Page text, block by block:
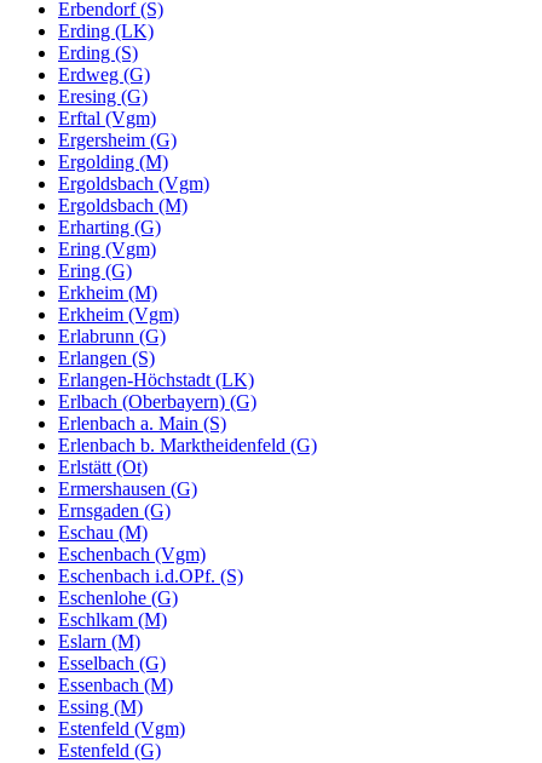
Erbendorf (S)
Erding (LK)
Erding (S)
Erdweg (G)
Eresing (G)
Erftal (Vgm)
Ergersheim (G)
Ergolding (M)
Ergoldsbach (Vgm)
Ergoldsbach (M)
Erharting (G)
Ering (Vgm)
Ering (G)
Erkheim (M)
Erkheim (Vgm)
Erlabrunn (G)
Erlangen (S)
Erlangen-Höchstadt (LK)
Erlbach (Oberbayern) (G)
Erlenbach a. Main (S)
Erlenbach b. Marktheidenfeld (G)
Erlstätt (Ot)
Ermershausen (G)
Ernsgaden (G)
Eschau (M)
Eschenbach (Vgm)
Eschenbach i.d.OPf. (S)
Eschenlohe (G)
Eschlkam (M)
Eslarn (M)
Esselbach (G)
Essenbach (M)
Essing (M)
Estenfeld (Vgm)
Estenfeld (G)